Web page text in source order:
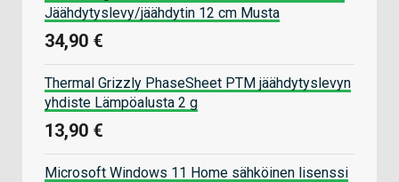
Jäähdytyslevy/jäähdytin 12 cm Musta
34,90 €
Thermal Grizzly PhaseSheet PTM jäähdytyslevyn
yhdiste Lämpöalusta 2 g
13,90 €
Microsoft Windows 11 Home sähköinen lisenssi